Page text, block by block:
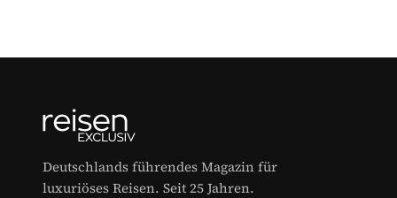
Deutschlands führendes Magazin für
luxuriöses Reisen. Seit 25 Jahren.